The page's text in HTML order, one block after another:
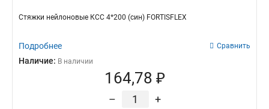
Стяжки нейлоновые КСС 4*200 (син) FORTISFLEX
Подробнее Сравнить
Наличие: В наличии
164,78 ₽
– +